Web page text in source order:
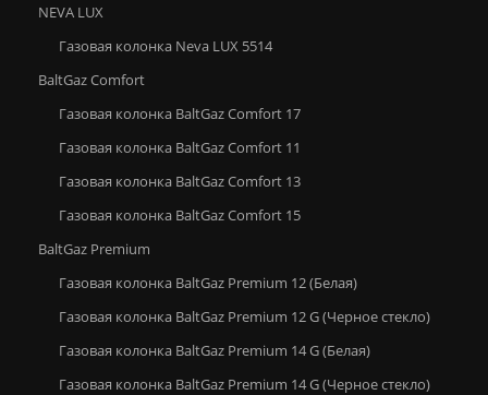
NEVA LUX
Газовая колонка Neva LUX 5514
BaltGaz Comfort
Газовая колонка BaltGaz Comfort 17
Газовая колонка BaltGaz Comfort 11
Газовая колонка BaltGaz Comfort 13
Газовая колонка BaltGaz Comfort 15
BaltGaz Premium
Газовая колонка BaltGaz Premium 12 (Белая)
Газовая колонка BaltGaz Premium 12 G (Черное стекло)
Газовая колонка BaltGaz Premium 14 G (Белая)
Газовая колонка BaltGaz Premium 14 G (Черное стекло)